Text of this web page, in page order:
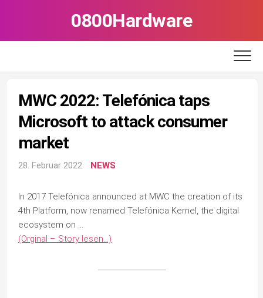
0800Hardware
MWC 2022: Telefónica taps
Microsoft to attack consumer
market
28. Februar 2022 NEWS
In 2017 Telefónica announced at MWC the creation of its
4th Platform, now renamed Telefónica Kernel, the digital
ecosystem on …
(Orginal – Story lesen…)